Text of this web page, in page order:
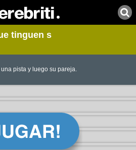
tinguen s
pista y luego su pareja.